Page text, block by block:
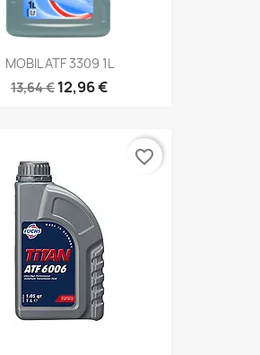
MOBIL ATF 3309 1L
13,64 € 12,96 €
favorite_border